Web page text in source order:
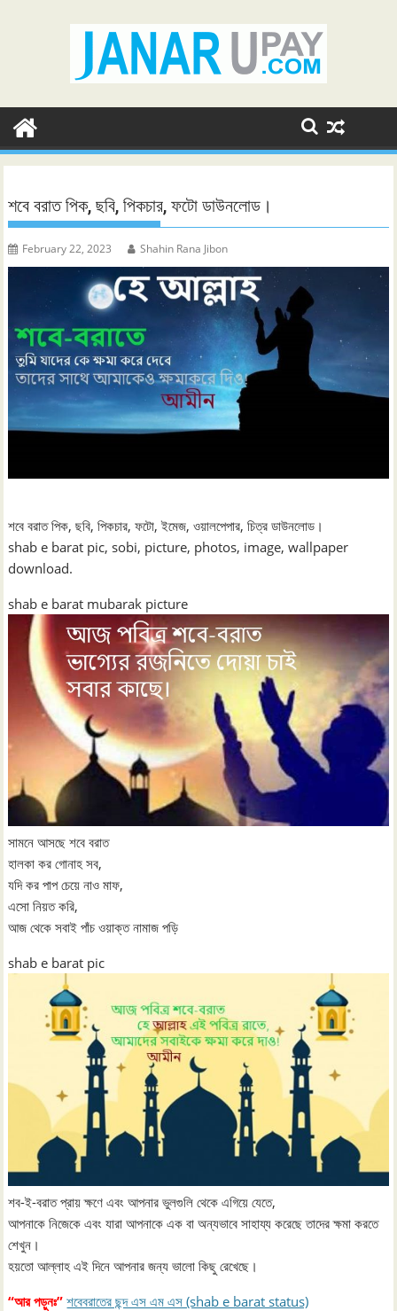
শবে বরাত পিক, ছবি, পিকচার, ফটো ডাউনলোড।
February 22, 2023 Shahin Rana Jibon
শবে বরাত পিক, ছবি, পিকচার, ফটো, ইমেজ, ওয়ালপেপার, চিত্র ডাউনলোড।
shab e barat pic, sobi, picture, photos, image, wallpaper
download.
shab e barat mubarak picture
সামনে আসছে শবে বরাত
হালকা কর গোনাহ সব,
যদি কর পাপ চেয়ে নাও মাফ,
এসো নিয়ত করি,
আজ থেকে সবাই পাঁচ ওয়াক্ত নামাজ পড়ি
shab e barat pic
শব-ই-বরাত প্রায় ক্ষণে এবং আপনার ভুলগুলি থেকে এগিয়ে যেতে,
আপনাকে নিজেকে এবং যারা আপনাকে এক বা অন্যভাবে সাহায্য করেছে তাদের ক্ষমা করতে
শেখুন।
হয়তো আল্লাহ এই দিনে আপনার জন্য ভালো কিছু রেখেছে।
“আর পড়ুনঃ” শবেবরাতের ছন্দ এস এম এস (shab e barat status)